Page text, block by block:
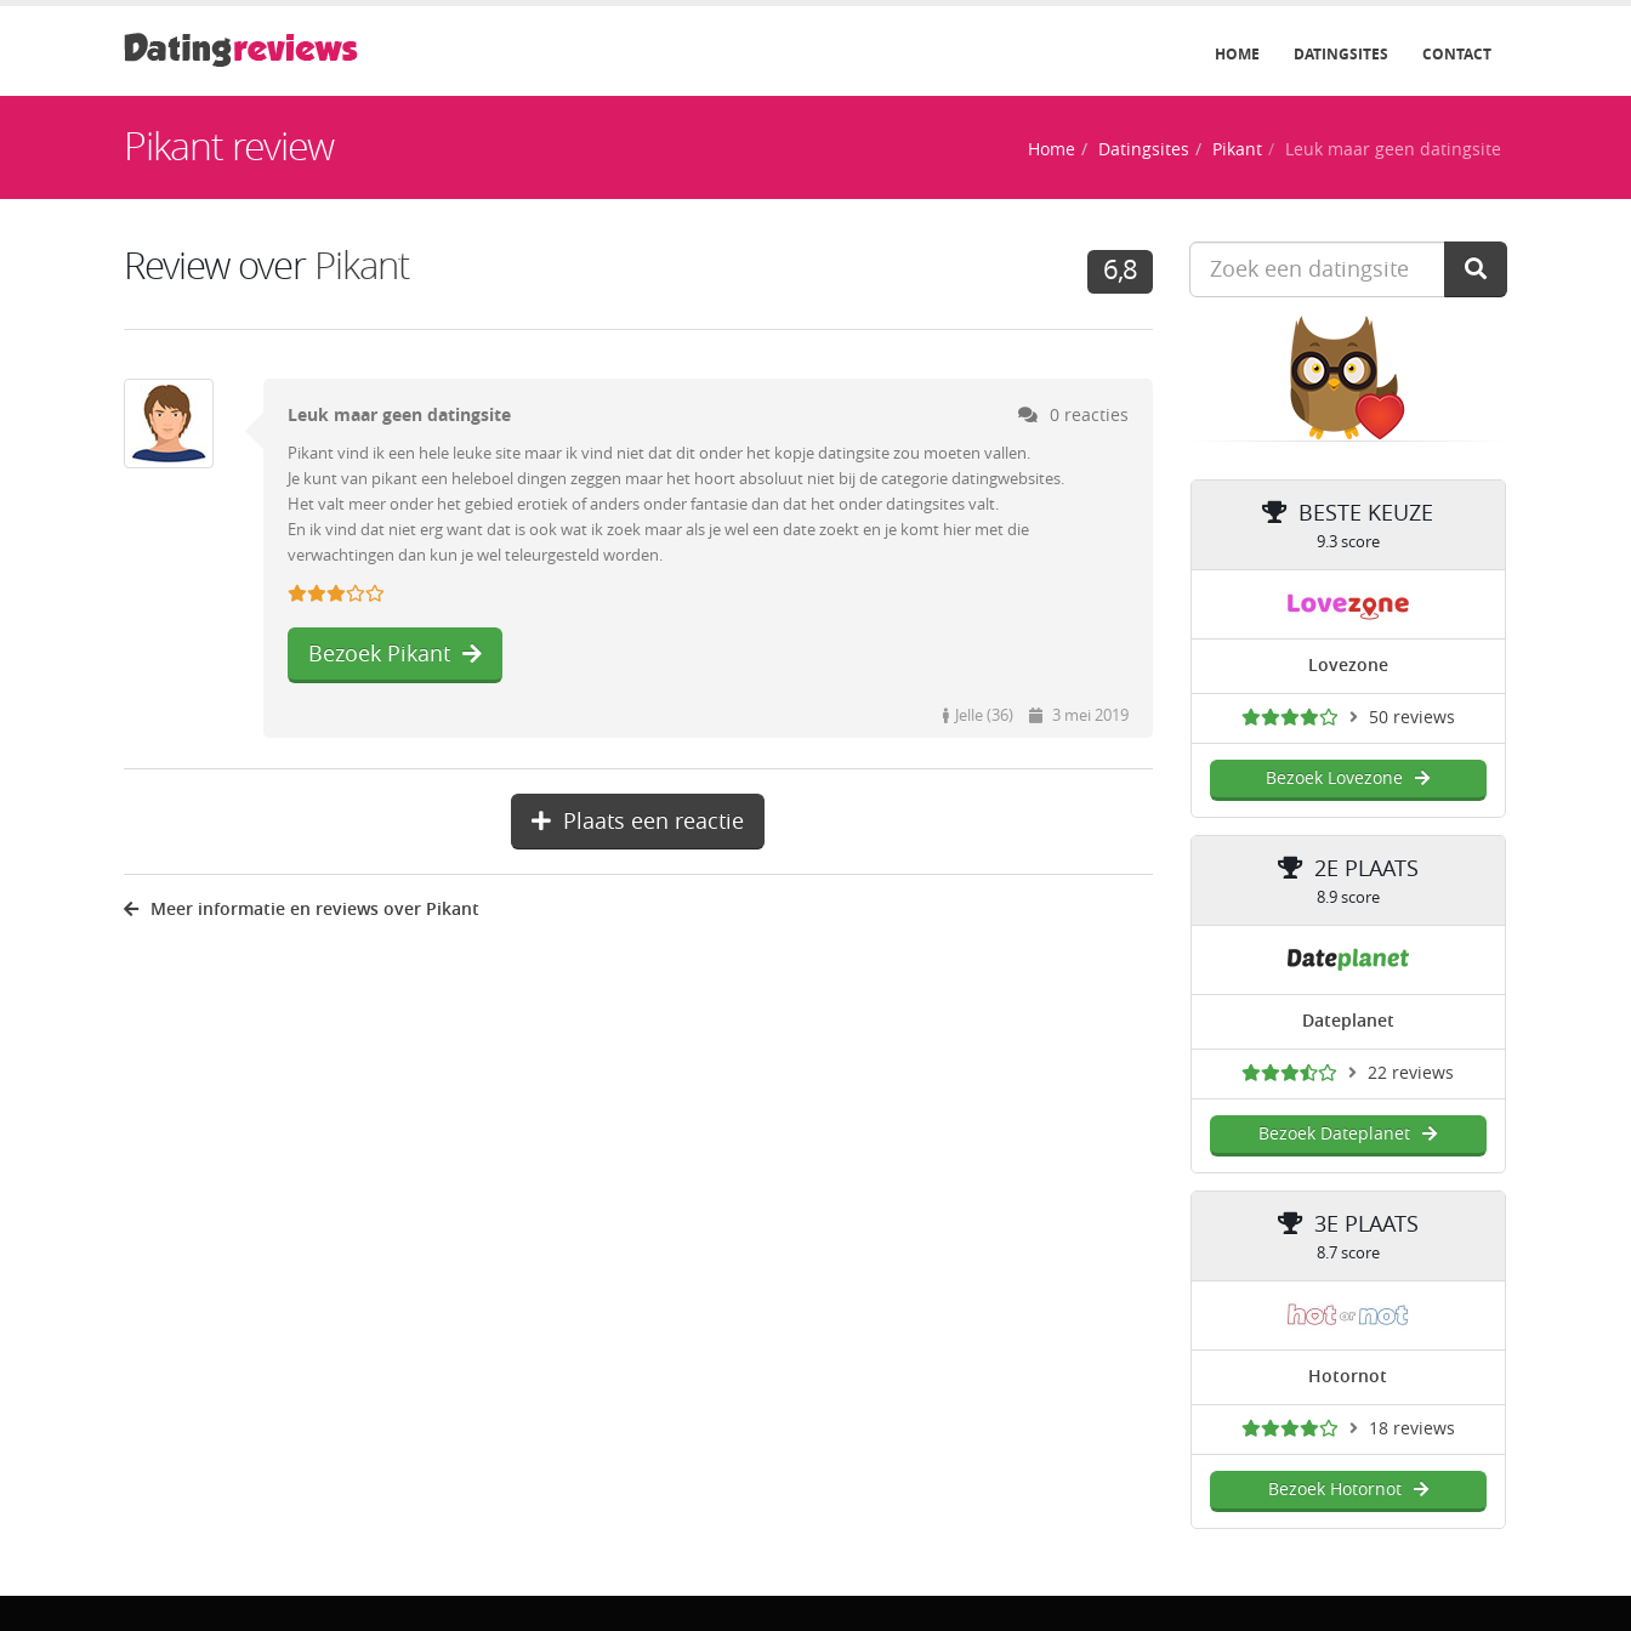
HOME DATINGSITES CONTACT
Pikant review Home Datingsites Pikant Leuk maar geen datingsite
Review over Pikant 6,8
Leuk maar geen datingsite 0 reacties
Pikant vind ik een hele leuke site maar ik vind niet dat dit onder het kopje datingsite zou moeten vallen.
Je kunt van pikant een heleboel dingen zeggen maar het hoort absoluut niet bij de categorie datingwebsites.
Het valt meer onder het gebied erotiek of anders onder fantasie dan dat het onder datingsites valt.
En ik vind dat niet erg want dat is ook wat ik zoek maar als je wel een date zoekt en je komt hier met die
verwachtingen dan kun je wel teleurgesteld worden.
Bezoek Pikant
Jelle (36) 3 mei 2019
Plaats een reactie
Meer informatie en reviews over Pikant
BESTE KEUZE
9.3 score
Lovezone
50 reviews
Bezoek Lovezone
2E PLAATS
8.9 score
Dateplanet
22 reviews
Bezoek Dateplanet
3E PLAATS
8.7 score
Hotornot
18 reviews
Bezoek Hotornot